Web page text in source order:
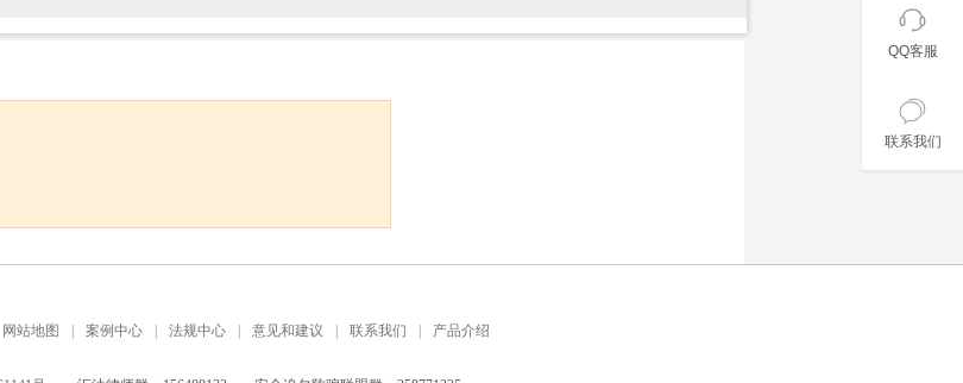
QQ客服
联系我们
网站地图 案例中心 法规中心 意见和建议 联系我们 产品介绍